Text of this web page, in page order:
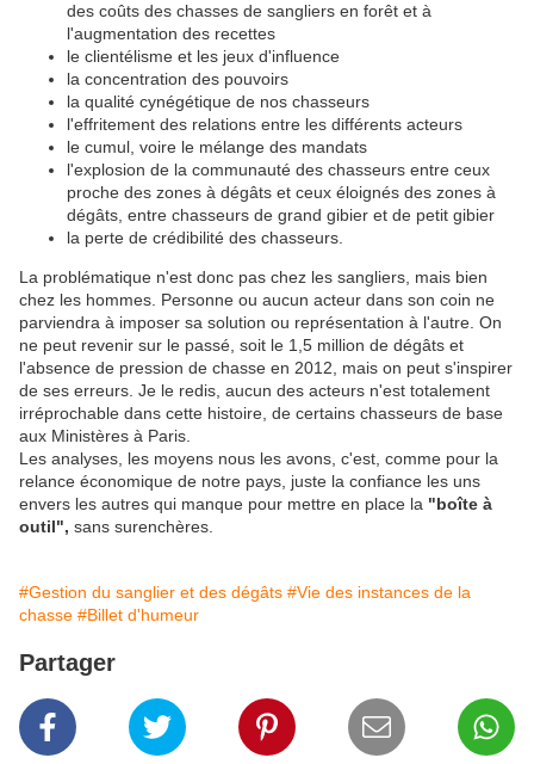
des coûts des chasses de sangliers en forêt et à
l'augmentation des recettes
le clientélisme et les jeux d'influence
la concentration des pouvoirs
la qualité cynégétique de nos chasseurs
l'effritement des relations entre les différents acteurs
le cumul, voire le mélange des mandats
l'explosion de la communauté des chasseurs entre ceux
proche des zones à dégâts et ceux éloignés des zones à
dégâts, entre chasseurs de grand gibier et de petit gibier
la perte de crédibilité des chasseurs.
La problématique n'est donc pas chez les sangliers, mais bien
chez les hommes. Personne ou aucun acteur dans son coin ne
parviendra à imposer sa solution ou représentation à l'autre. On
ne peut revenir sur le passé, soit le 1,5 million de dégâts et
l'absence de pression de chasse en 2012, mais on peut s'inspirer
de ses erreurs. Je le redis, aucun des acteurs n'est totalement
irréprochable dans cette histoire, de certains chasseurs de base
aux Ministères à Paris.
Les analyses, les moyens nous les avons, c'est, comme pour la
relance économique de notre pays, juste la confiance les uns
envers les autres qui manque pour mettre en place la "boîte à
outil", sans surenchères.
#Gestion du sanglier et des dégâts #Vie des instances de la
chasse #Billet d'humeur
Partager